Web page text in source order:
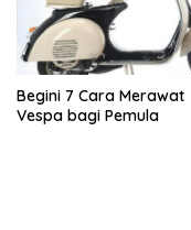
Begini 7 Cara Merawat
Vespa bagi Pemula